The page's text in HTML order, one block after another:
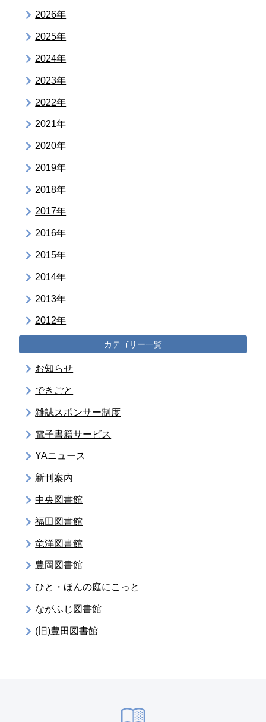
2026年
2025年
2024年
2023年
2022年
2021年
2020年
2019年
2018年
2017年
2016年
2015年
2014年
2013年
2012年
カテゴリー一覧
お知らせ
できごと
雑誌スポンサー制度
電子書籍サービス
YAニュース
新刊案内
中央図書館
福田図書館
竜洋図書館
豊岡図書館
ひと・ほんの庭にこっと
ながふじ図書館
(旧)豊田図書館